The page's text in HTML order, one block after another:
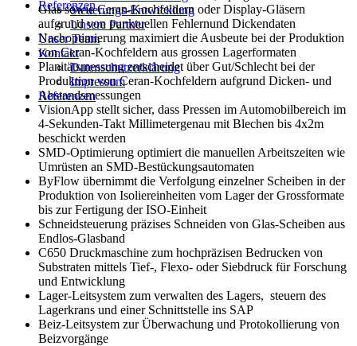
Steuerungs-Entwicklung
Unsere Partner
Unser Team
Kontakt
Datenschutzerklärung
Impressum
Referenzen
Referenzen
Glas sowie Ceran-Kochfeldern oder Display-Gläsern
aufgrund von punktuellen Fehlernund Dickendaten
Nachoptimierung maximiert die Ausbeute bei der Produktion
von Ceran-Kochfeldern aus grossen Lagerformaten
Planitätsmessung entscheidet über Gut/Schlecht bei der
Produktion von Ceran-Kochfeldern aufgrund Dicken- und
Abstandsmessungen
VisionApp stellt sicher, dass Pressen im Automobilbereich im
4-Sekunden-Takt Millimetergenau mit Blechen bis 4x2m
beschickt werden
SMD-Optimierung optimiert die manuellen Arbeitszeiten wie
Umrüsten an SMD-Bestückungsautomaten
ByFlow übernimmt die Verfolgung einzelner Scheiben in der
Produktion von Isoliereinheiten vom Lager der Grossformate
bis zur Fertigung der ISO-Einheit
Schneidsteuerung präzises Schneiden von Glas-Scheiben aus
Endlos-Glasband
C650 Druckmaschine zum hochpräzisen Bedrucken von
Substraten mittels Tief-, Flexo- oder Siebdruck für Forschung
und Entwicklung
Lager-Leitsystem zum verwalten des Lagers, steuern des
Lagerkrans und einer Schnittstelle ins SAP
Beiz-Leitsystem zur Überwachung und Protokollierung von
Beizvorgänge